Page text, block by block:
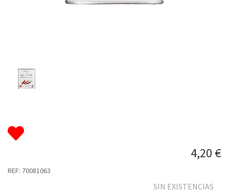
4,20 €
REF: 70081063
SIN EXISTENCIAS